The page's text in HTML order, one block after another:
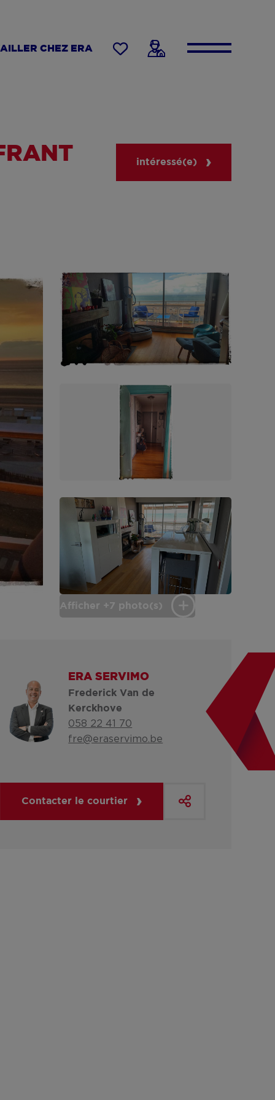
CHEZ ERA
intéressé(e)
Afficher +7 photo(s)
ERA SERVIMO
Frederick Van de
Kerckhove
058 22 41 70
fre@eraservimo.be
Contacter le courtier